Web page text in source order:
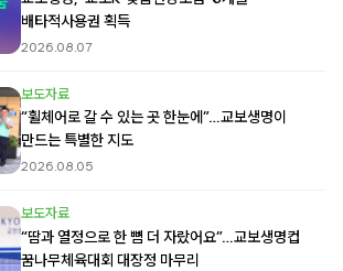
배타적사용권 획득
2026.08.07
보도자료
“휠체어로 갈 수 있는 곳 한눈에”…교보생명이
만드는 특별한 지도
2026.08.05
보도자료
“땀과 열정으로 한 뼘 더 자랐어요”…교보생명컵
꿈나무체육대회 대장정 마무리